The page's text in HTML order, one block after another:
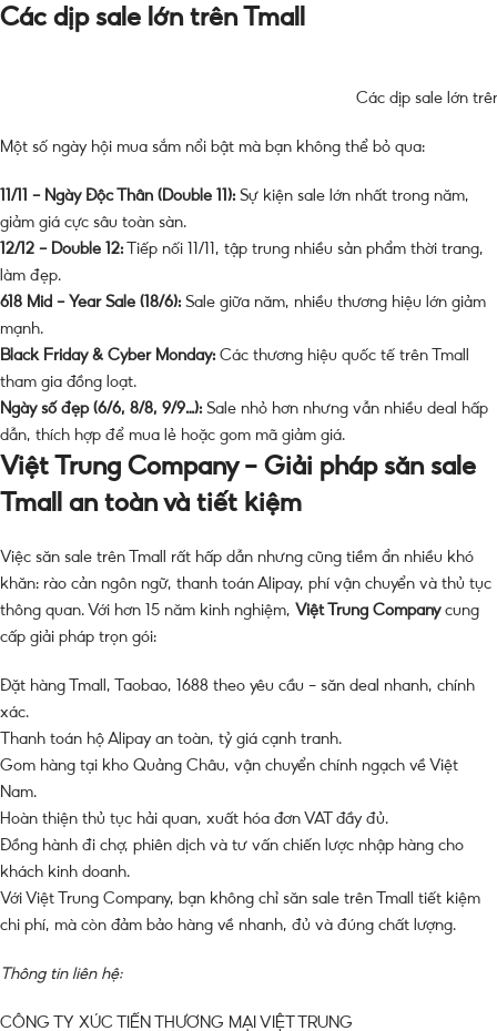
Các dịp sale lớn trên Tmall
Các dịp sale lớn
Một số ngày hội mua sắm nổi bật mà bạn không thể bỏ qua:
11/11 – Ngày Độc Thân (Double 11): Sự kiện sale lớn nhất trong năm,
giảm giá cực sâu toàn sàn.
12/12 – Double 12: Tiếp nối 11/11, tập trung nhiều sản phẩm thời trang,
làm đẹp.
618 Mid – Year Sale (18/6): Sale giữa năm, nhiều thương hiệu lớn giảm
mạnh.
Black Friday & Cyber Monday: Các thương hiệu quốc tế trên Tmall
tham gia đồng loạt.
Ngày số đẹp (6/6, 8/8, 9/9…): Sale nhỏ hơn nhưng vẫn nhiều deal hấp
dẫn, thích hợp để mua lẻ hoặc gom mã giảm giá.
Việt Trung Company – Giải pháp săn sale
Tmall an toàn và tiết kiệm
Việc săn sale trên Tmall rất hấp dẫn nhưng cũng tiềm ẩn nhiều khó
khăn: rào cản ngôn ngữ, thanh toán Alipay, phí vận chuyển và thủ tục
thông quan. Với hơn 15 năm kinh nghiệm, Việt Trung Companycung
cấp giải pháp trọn gói:
Đặt hàng Tmall, Taobao, 1688 theo yêu cầu – săn deal nhanh, chính
xác.
Thanh toán hộ Alipay an toàn, tỷ giá cạnh tranh.
Gom hàng tại kho Quảng Châu, vận chuyển chính ngạch về Việt
Nam.
Hoàn thiện thủ tục hải quan, xuất hóa đơn VAT đầy đủ.
Đồng hành đi chợ, phiên dịch và tư vấn chiến lược nhập hàng cho
khách kinh doanh.
Với Việt Trung Company, bạn không chỉ săn sale trên Tmall tiết kiệm
chi phí, mà còn đảm bảo hàng về nhanh, đủ và đúng chất lượng.
Thông tin liên hệ:
CÔNG TY XÚC TIẾN THƯƠNG MẠI VIỆT TRUNG